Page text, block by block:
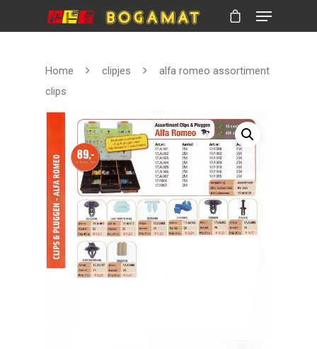
Hit enter to search or ESC to close
Home clipjes
alfa romeo assortiment
clips